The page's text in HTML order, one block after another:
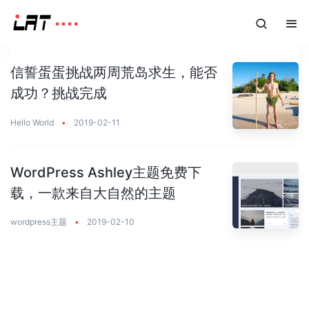
信誓蛋蛋挑战两周荒岛求生，能否
成功？挑战完成
Hello World • 2019-02-11
WordPress Ashley主题免费下
载，一款来自大自然的主题
wordpress主题 • 2019-02-10